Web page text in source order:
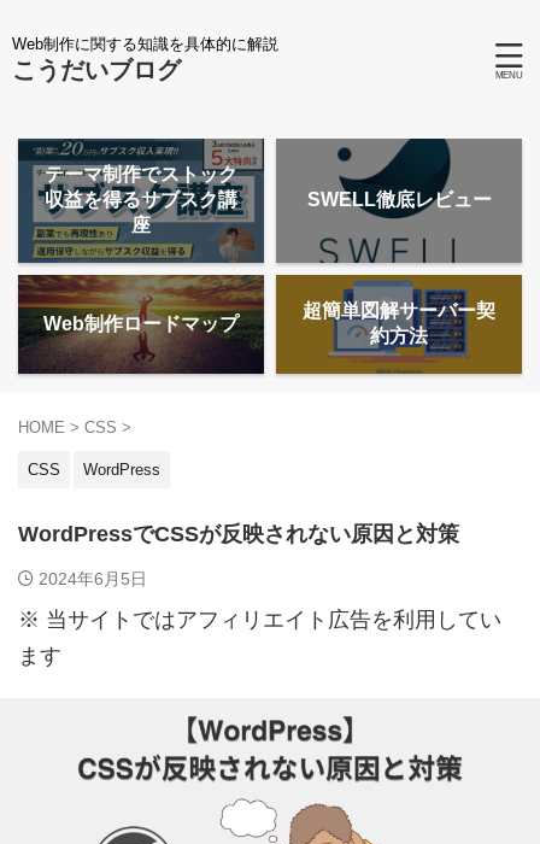
Web制作に関する知識を具体的に解説
こうだいブログ
テーマ制作でストック
収益を得るサブスク講
座
SWELL徹底レビュー
Web制作ロードマップ
超簡単図解サーバー契
約方法
HOME > CSS >
CSS WordPress
WordPressでCSSが反映されない原因と対策
2024年6月5日
※ 当サイトではアフィリエイト広告を利用してい
ます